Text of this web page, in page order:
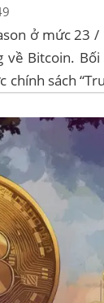
ở mức 23
về Bitcoin.
chính sách
100 triệu